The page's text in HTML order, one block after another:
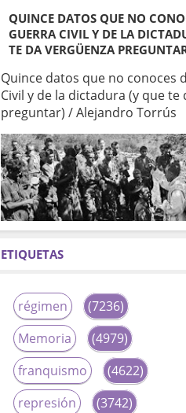
QUINCE DATOS QUE NO
GUERRA CIVIL Y DE LA
TE DA VERGÜENZA
Quince datos que no conoces
Civil y de la dictadura (y que te
preguntar) / Alejandro Torrús
ETIQUETAS
régimen
(7236)
Memoria
(4979)
franquismo
(4622)
represión
(3742)